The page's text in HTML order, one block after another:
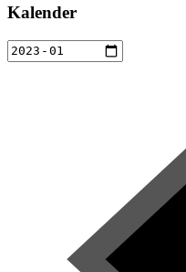
Kalender